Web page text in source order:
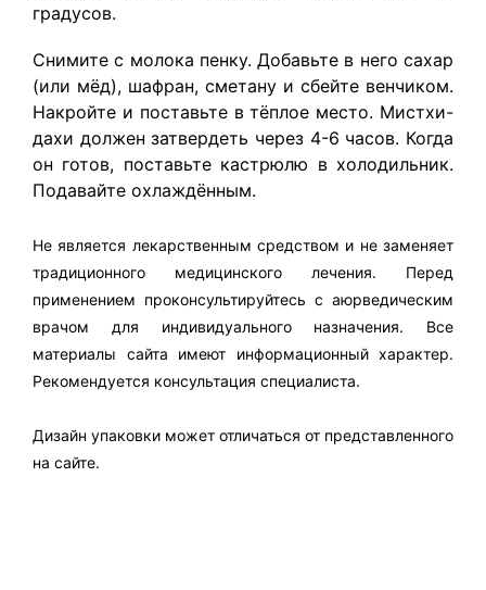
градусов.
Снимите с молока пенку. Добавьте в него сахар
(или мёд), шафран, сметану и сбейте венчиком.
Накройте и поставьте в тёплое место. Мистхи-
дахи должен затвердеть через 4-6 часов. Когда
он готов, поставьте кастрюлю в холодильник.
Подавайте охлаждённым.
Не является лекарственным средством и не заменяет
традиционного медицинского лечения. Перед
применением проконсультируйтесь с аюрведическим
врачом для индивидуального назначения. Все
материалы сайта имеют информационный характер.
Рекомендуется консультация специалиста.
Дизайн упаковки может отличаться от представленного
на сайте.